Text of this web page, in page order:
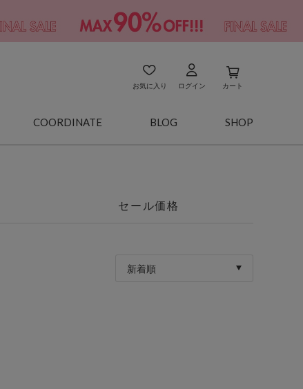
お気に入り ログイン カート
COORDINATE BLOG SHOP
セール価格
新着順